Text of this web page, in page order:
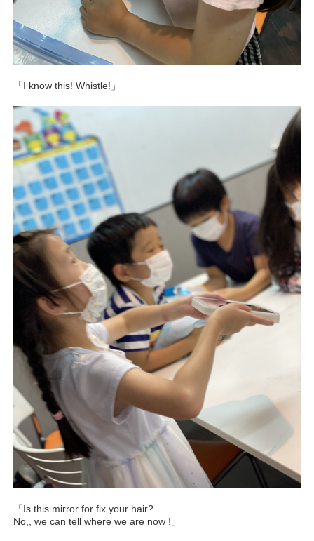
「I know this! Whistle!」
「Is this mirror for fix your hair?
No,, we can tell where we are now !」